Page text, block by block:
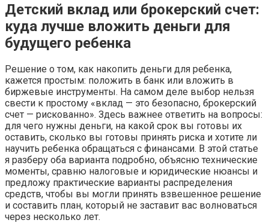
Детский вклад или брокерский счет:
куда лучше вложить деньги для
будущего ребенка
Решение о том, как накопить деньги для ребенка,
кажется простым: положить в банк или вложить в
биржевые инструменты. На самом деле выбор нельзя
свести к простому «вклад — это безопасно, брокерский
счет — рискованно». Здесь важнее ответить на вопросы:
для чего нужны деньги, на какой срок вы готовы их
оставить, сколько вы готовы принять риска и хотите ли
научить ребенка обращаться с финансами. В этой статье
я разберу оба варианта подробно, объясню технические
моменты, сравню налоговые и юридические нюансы и
предложу практические варианты распределения
средств, чтобы вы могли принять взвешенное решение
и составить план, который не заставит вас волноваться
через несколько лет.